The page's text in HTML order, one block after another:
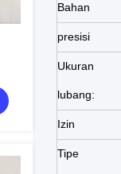
Bahan
presisi
Ukuran
lubang:
Izin
Tipe